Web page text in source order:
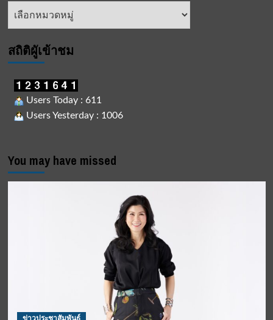
หัวข้อ
สถิติผูัเข้าชม
Users Today : 611
Users Yesterday : 1006
You may have missed